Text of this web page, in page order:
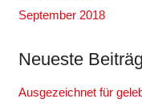
September 2018
Neueste
Ausgezeichnet für